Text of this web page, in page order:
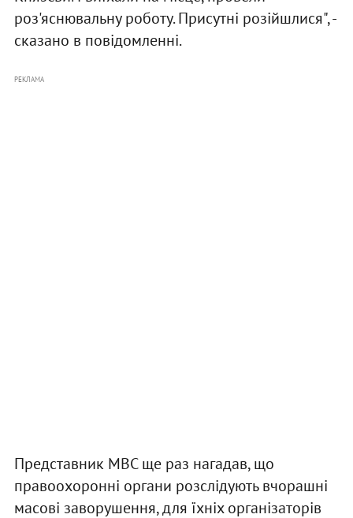
роз'яснювальну роботу. Присутні розійшлися", -
сказано в повідомленні.
РЕКЛАМА
Представник МВС ще раз нагадав, що
правоохоронні органи розслідують вчорашні
масові заворушення, для їхніх організаторів